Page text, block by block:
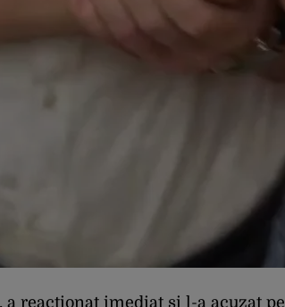
reacționat imediat și l-a acuzat pe